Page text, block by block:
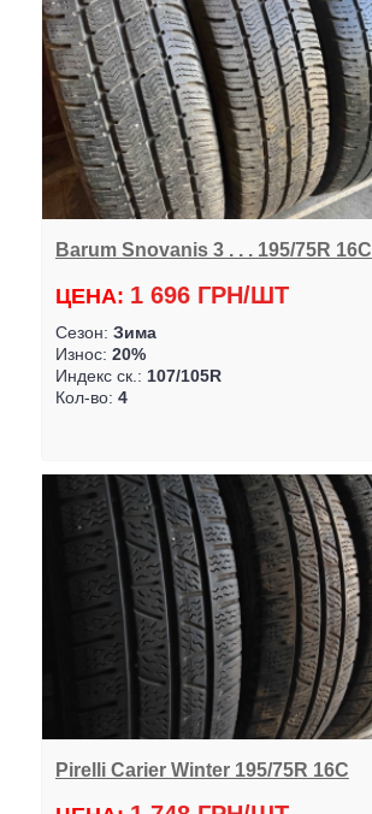
Barum Snovanis 3 . . . 195/75R 16C
ЦЕНА: 1 696 ГРН/ШТ
Сезон: Зима
Износ: 20%
Индекс ск.: 107/105R
Кол-во: 4
Pirelli Carier Winter 195/75R 16C